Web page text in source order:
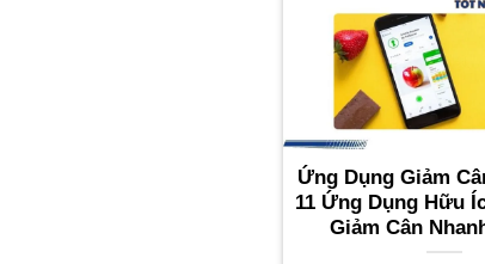
Ứng Dụng Giảm
11 Ứng Dụng Hữu
Giảm Cân